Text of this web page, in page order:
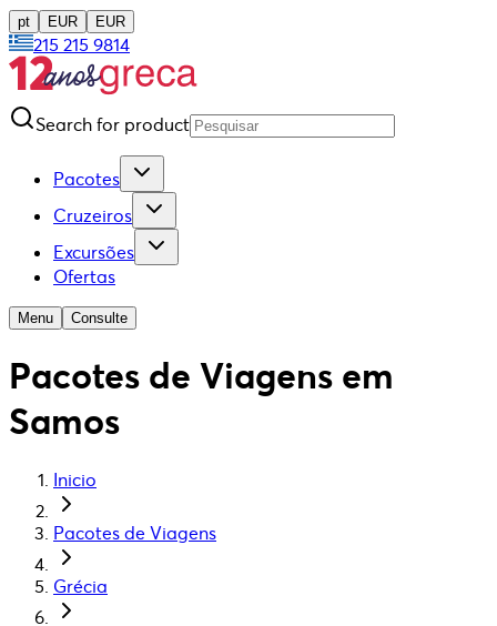
pt EUR EUR
215 215 9814
Search for product
Pacotes
Cruzeiros
Excursões
Ofertas
Menu Consulte
Pacotes de Viagens em
Samos
Inicio
Pacotes de Viagens
Grécia